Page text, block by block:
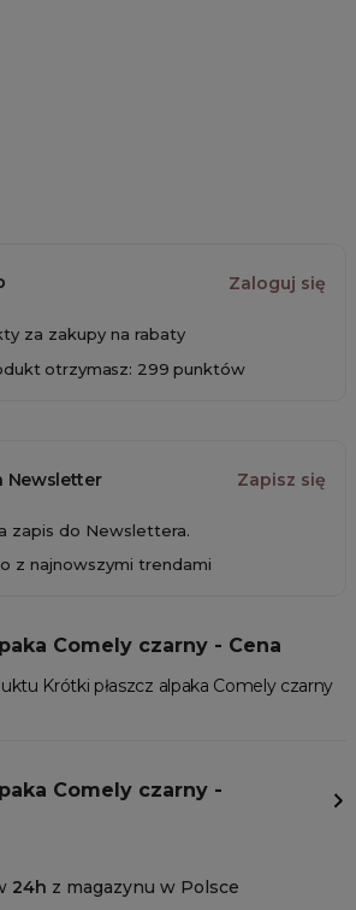
Zaloguj się
za zakupy na rabaty
otrzymasz: 299 punktów
Newsletter Zapisz się
zapis do Newslettera.
z najnowszymi trendami
Comely czarny - Cena
Krótki płaszcz alpaka Comely czarny
Comely czarny -
24h z magazynu w Polsce